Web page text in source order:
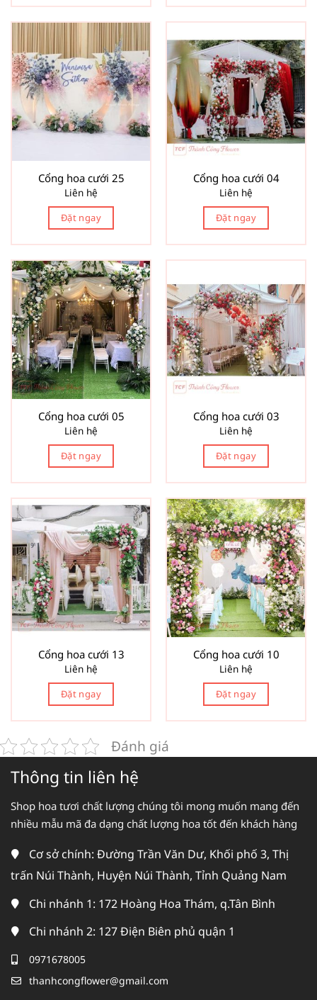
Cổng hoa cưới 25
Liên hệ
Đặt ngay
Cổng hoa cưới 04
Liên hệ
Đặt ngay
Cổng hoa cưới 05
Liên hệ
Đặt ngay
Cổng hoa cưới 03
Liên hệ
Đặt ngay
Cổng hoa cưới 13
Liên hệ
Đặt ngay
Cổng hoa cưới 10
Liên hệ
Đặt ngay
Đánh giá
Thông tin liên hệ
Shop hoa tươi chất lượng chúng tôi mong muốn mang đến
nhiều mẫu mã đa dạng chất lượng hoa tốt đến khách hàng
Cơ sở chính: Đường Trần Văn Dư, Khối phố 3, Thị
trấn Núi Thành, Huyện Núi Thành, Tỉnh Quảng Nam
Chi nhánh 1: 172 Hoàng Hoa Thám, q.Tân Bình
Chi nhánh 2: 127 Điện Biên phủ quận 1
0971678005
thanhcongflower@gmail.com